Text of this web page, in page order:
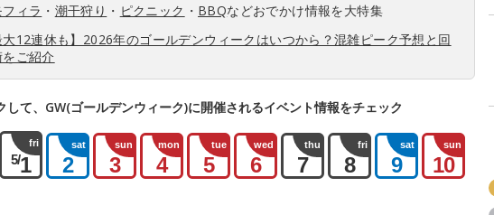
ィラ ・ 潮干狩り ・ ピクニック ・ BBQなどおでかけ情報を大特集
大12連休も】2026年のゴールデンウィークはいつから？混雑ピーク予想と回
ご紹介
して、GW(ゴールデンウィーク)に開催されるイベント情報をチェック
fri
5/1
sat
2
sun
3
mon
4
tue
5
wed
6
thu
7
fri
8
sat
9
sun
10